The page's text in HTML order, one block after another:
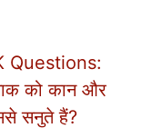
Questions:
को कान और
सनुते हैं?